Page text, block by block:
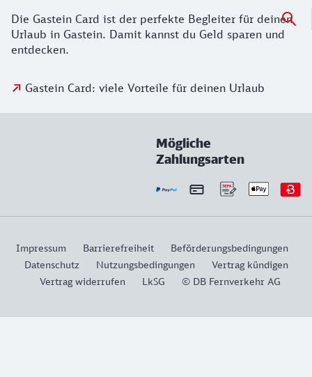
Die Gastein Card ist der perfekte Begleiter für deinen
Urlaub in Gastein. Damit kannst du Geld sparen und
entdecken.
Gastein Card: viele Vorteile für deinen Urlaub
Mögliche
Zahlungsarten
Impressum Barrierefreiheit
Beförderungsbedingungen
Datenschutz
Nutzungsbedingungen
Vertrag kündigen
Vertrag widerrufen
LkSG © DB Fernverkehr AG